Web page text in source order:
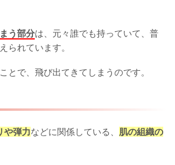
う部分は、元々誰でも持っていて、普
られています。
とで、飛び出てきてしまうのです。
や弾力などに関係している、 肌の組織の